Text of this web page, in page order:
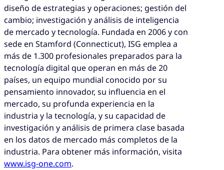
diseño de estrategias y operaciones; gestión del
cambio; investigación y análisis de inteligencia
de mercado y tecnología. Fundada en 2006 y con
sede en Stamford (Connecticut), ISG emplea a
más de 1.300 profesionales preparados para la
tecnología digital que operan en más de 20
países, un equipo mundial conocido por su
pensamiento innovador, su influencia en el
mercado, su profunda experiencia en la
industria y la tecnología, y su capacidad de
investigación y análisis de primera clase basada
en los datos de mercado más completos de la
industria. Para obtener más información, visita
www.isg-one.com.